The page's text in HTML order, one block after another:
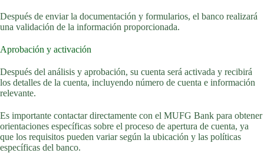
Después de enviar la documentación y formularios, el banco realizará
una validación de la información proporcionada.
Aprobación y activación
Después del análisis y aprobación, su cuenta será activada y recibirá
los detalles de la cuenta, incluyendo número de cuenta e información
relevante.
Es importante contactar directamente con el MUFG Bank para obtener
orientaciones específicas sobre el proceso de apertura de cuenta, ya
que los requisitos pueden variar según la ubicación y las políticas
específicas del banco.